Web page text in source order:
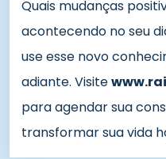
Quais mudanças
acontecendo no seu
use esse novo
adiante. Visite
para agendar sua
transformar sua vida